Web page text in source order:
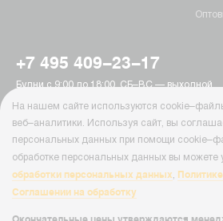
+7 495 409-23-17
Будни с 9:00 до 18:00, СБ–ВС — выходной
г. Москва, Пятницкое шоссе, 15
info@ab-batteries.ru
© Ab-Batteries, 2026
характер и ни при каких условиях
На нашем сайте используются
веб–аналитики. Используя сайт, вы
персональных данных при помощи
обработке персональных данных вы можете
обработки персональных данных,
Соглашении на обработку